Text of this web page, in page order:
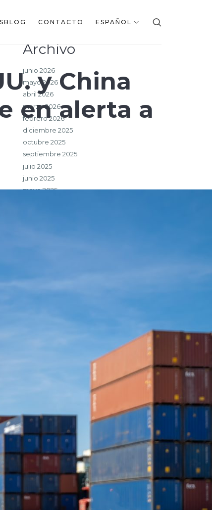
CONTACTO ESPAÑOL
y China
en alerta a
Archivo
junio 2026
mayo 2026
abril 2026
marzo 2026
febrero 2026
diciembre 2025
octubre 2025
septiembre 2025
julio 2025
junio 2025
mayo 2025
Categoría